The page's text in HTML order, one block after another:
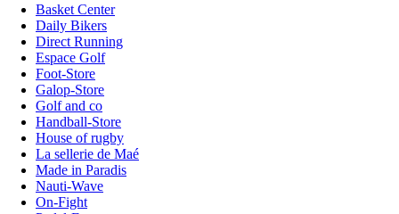
Basket Center
Daily Bikers
Direct Running
Espace Golf
Foot-Store
Galop-Store
Golf and co
Handball-Store
House of rugby
La sellerie de Maé
Made in Paradis
Nauti-Wave
On-Fight